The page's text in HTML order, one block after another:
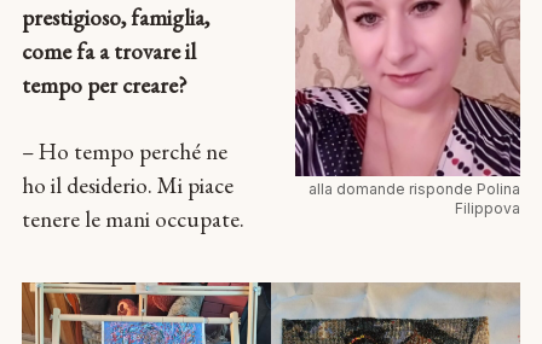
alla domande risponde Polina
Filippova
prestigioso, famiglia,
come fa a trovare il
tempo per creare?
– Ho tempo perché ne
ho il desiderio. Mi piace
tenere le mani occupate.